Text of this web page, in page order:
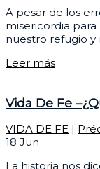
A pesar de los
misericordia
nuestro refugio y
Leer más
Vida De Fe
VIDA DE FE |
18 Jun
La historia nos